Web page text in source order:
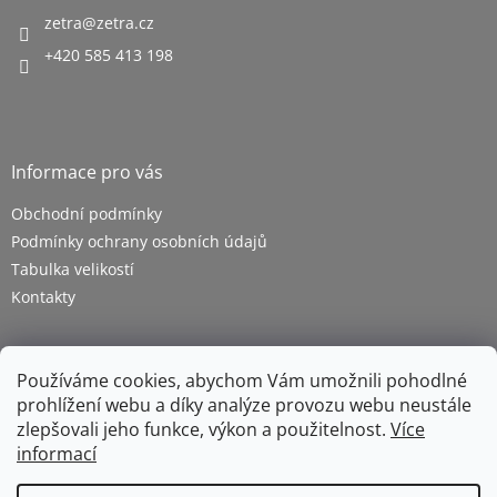
Používáme cookies, abychom Vám umožnili pohodlné
prohlížení webu a díky analýze provozu webu neustále
zlepšovali jeho funkce, výkon a použitelnost. Více
informací
zetra@zetra.cz
+420 585 413 198
Informace pro vás
Obchodní podmínky
Podmínky ochrany osobních údajů
Tabulka velikostí
Kontakty